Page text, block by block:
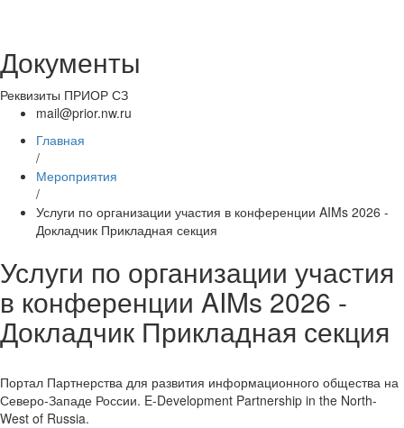
Документы
Реквизиты ПРИОР СЗ
mail@prior.nw.ru
Главная
/
Мероприятия
/
Услуги по организации участия в конференции AIMs 2026 -
Докладчик Прикладная секция
Услуги по организации участия
в конференции AIMs 2026 -
Докладчик Прикладная секция
Портал Партнерства для развития информационного общества на
Северо-Западе России. E-Development Partnership in the North-
West of Russia.